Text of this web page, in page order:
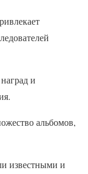
и
альбомов,
известными и